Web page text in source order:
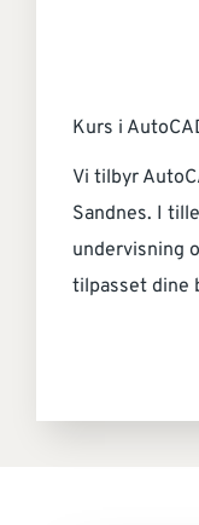
Kurs i
Vi tilbyr
Sandnes. I
undervisning
tilpasset dine